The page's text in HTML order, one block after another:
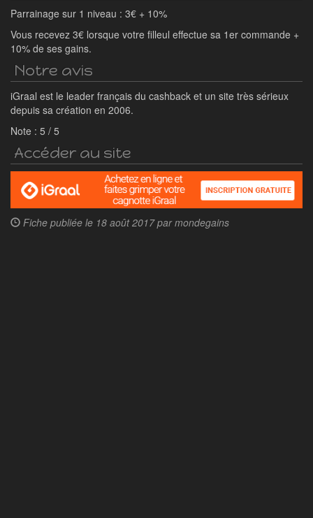
Parrainage sur 1 niveau : 3€ + 10%
Vous recevez 3€ lorsque votre filleul effectue sa 1er commande +
10% de ses gains.
Notre avis
iGraal est le leader français du cashback et un site très sérieux
depuis sa création en 2006.
Note : 5 / 5
Accéder au site
Fiche publiée le 18 août 2017 parmondegains